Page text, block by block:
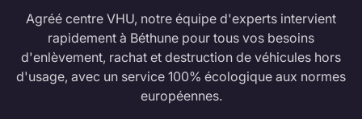
Agréé centre VHU, notre équipe d'experts intervient
rapidement à Béthune pour tous vos besoins
d'enlèvement, rachat et destruction de véhicules hors
d'usage, avec un service 100% écologique aux normes
européennes.